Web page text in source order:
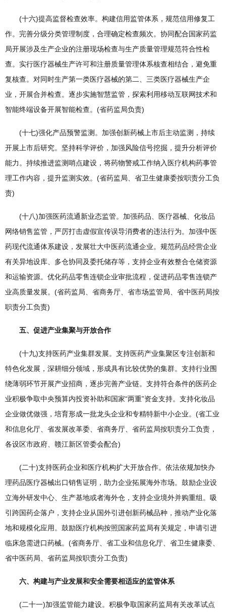
(十六)提高监督检查效率。构建信用监管体系，规范信用修复工
作。完善分级分类管理制度，合理确定检查频次。协同配合国家药监
局开展涉及生产企业的注册现场检查与生产质量管理规范符合性检
查。实行医疗器械生产许可和注册质量管理体系核查相结合，避免重
复核查。对同时生产第一类医疗器械的第二、三类医疗器械生产企
业，开展合并检查。逐步实施智慧监管，探索利用移动互联网技术和
智能终端设备开展智能检查。(省药监局负责)
(十七)强化产品预警监测。加强创新药械上市后主动监测，持续
开展上市后研究。坚持科学评价，加强风险信号挖掘，提升分析评价
能力。持续推进监测哨点建设，将药物警戒工作纳入医疗机构药事管
理工作内容，提升监测实效。(省药监局、省卫生健康委按职责分工负
责)
(十八)加强医药流通新业态监管。加强药品、医疗器械、化妆品
网络销售监管，严厉打击虚假宣传误导消费者的违法行为。加强中医
药现代流通体系建设，发展壮大中医药流通企业。规范药品经营企业
有关异地设库、多仓协同及委托储存等，支持企业有效整合仓储资源
和运输资源。优化药品零售连锁企业审批流程，促进药品零售连锁产
业高质量发展。(省药监局、省商务厅、省市场监管局、省中医药局按
职责分工负责)
五、促进产业集聚与开放合作
(十九)支持医药产业集群发展。支持医药产业集聚区专注创新和
特色化发展，深耕细分领域，形成具有比较优势的集群。支持行业围
绕薄弱环节开展产业招商，逐步完善产业链。支持符合条件的医药企
业积极争取中央预算内投资补助和国家“两重”资金支持。支持化妆品
企业做优做强，培育形成一批龙头企业和专精特新中小企业。(省工业
和信息化厅、省发展改革委、省商务厅、省药监局按职责分工负责，
各设区市政府、赣江新区管委会配合)
(二十)支持医药企业和医疗机构扩大开放合作。依法依规加快办
理药品医疗器械出口销售证明，助力企业拓展海外市场。鼓励企业设
立海外研发中心、生产基地或者海外仓，支持企业境外并购重组。吸
引跨国药企落户，支持企业从国外引进创新药械品种，推动产业化落
地和规模化应用。鼓励医疗机构按照国家药监局有关规定，申请引进
临床急需进口药械。(省商务厅、省工业和信息化厅、省卫生健康委、
省中医药局、省药监局按职责分工负责)
六、构建与产业发展和安全需要相适应的监管体系
(二十一)加强监管能力建设。积极争取国家药监局有关改革试点